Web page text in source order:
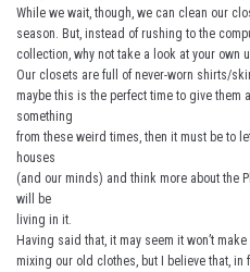
While we wait, though, we can clean our
season. But, instead of rushing to the
collection, why not take a look at your own
Our closets are full of never-worn shirts/
maybe this is the perfect time to give them
something
from these weird times, then it must be to
houses
(and our minds) and think more about the
will be
living in it.
Having said that, it may seem it won’t
mixing our old clothes, but I believe that,